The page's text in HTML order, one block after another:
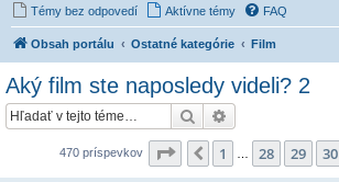
Témy bez odpovedí Aktívne témy FAQ
Obsah portálu Ostatné kategórie Film
Aký film ste naposledy videli? 2
Hľadať
470 príspevkov Strana 31z 32
Predchádzajúci
1 28 29 30